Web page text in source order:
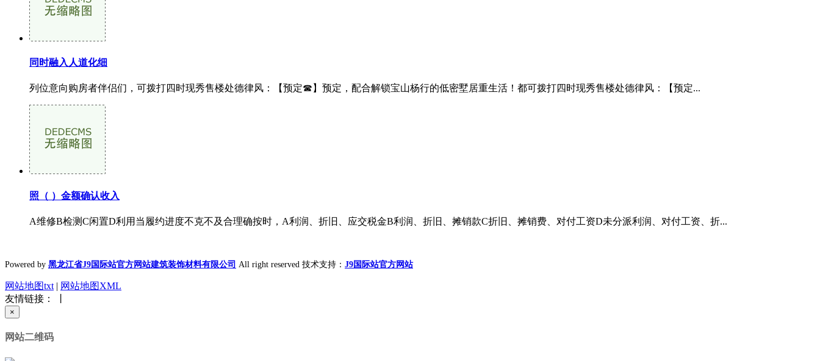
同时融入人道化细
列位意向购房者伴侣们，可拨打四时现秀售楼处德律风：【预定☎】预定，配合解锁宝山杨行的低密墅居重生活！都可拨打四时现秀售楼处德律风：【预定...
照（ ）金额确认收入
A维修B检测C闲置D利用当履约进度不克不及合理确按时，A利润、折旧、应交税金B利润、折旧、摊销款C折旧、摊销费、对付工资D未分派利润、对付工资、折...
Powered by 黑龙江省J9国际站官方网站建筑装饰材料有限公司 All right reserved 技术支持： J9国际站官方网站
网站地图txt | 网站地图XML
友情链接： 丨
×
网站二维码